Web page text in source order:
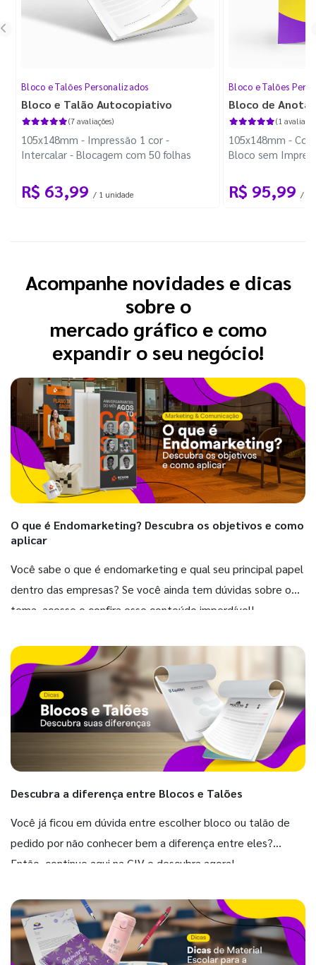
Bloco e Talões Personalizados
Bloco e Talão Autocopiativo
(7 avaliações)
105x148mm - Impressão 1 cor -
Intercalar - Blocagem com 50 folhas
R$ 63,99 / 1 unidade
Bloco e Talões
Bloco de
(1
105x148mm -
Bloco sem
R$ 95,99 / 10
Acompanhe novidades e dicas
sobre o
mercado gráfico e como
expandir o seu negócio!
O que é Endomarketing? Descubra os objetivos e como
aplicar
Você sabe o que é endomarketing e qual seu principal papel
dentro das empresas? Se você ainda tem dúvidas sobre o
tema, acesse e confira esse conteúdo imperdível!
Descubra a diferença entre Blocos e Talões
Você já ficou em dúvida entre escolher bloco ou talão de
pedido por não conhecer bem a diferença entre eles?
Então, continue aqui na GIV e descubra agora!